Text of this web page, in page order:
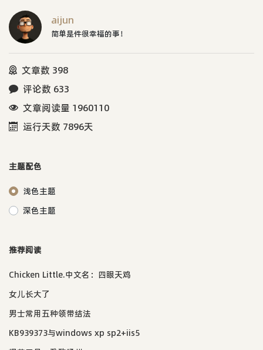
aijun
简单是件很幸福的事！
文章数 398
评论数 633
文章阅读量 1960110
运行天数 7896天
主题配色
浅色主题
深色主题
推荐阅读
Chicken Little.中文名：四眼天鸡
女儿长大了
男士常用五种领带结法
KB939373与windows xp sp2+iis5